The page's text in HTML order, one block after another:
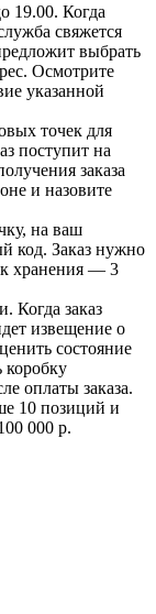
19.00. Когда
свяжется
выбрать
Осмотрите
указанной
точек для
поступит на
заказа
и назовите
на ваш
код. Заказ нужно
хранения — 3
Когда заказ
извещение о
состояние
коробку
оплаты заказа.
10 позиций и
000 р.